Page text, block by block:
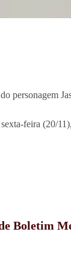
personagem
feira (20/
Boletim